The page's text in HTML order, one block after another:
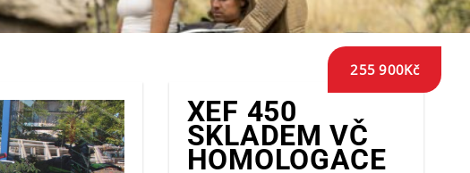
XEF 450
SKLADEM VČ
HOMOLOGACE
255 900Kč